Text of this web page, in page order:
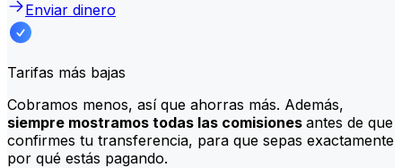
Enviar dinero
Tarifas más bajas
Cobramos menos, así que ahorras más. Además,
siempre mostramos todas las comisiones antes de que
confirmes tu transferencia, para que sepas exactamente
por qué estás pagando.